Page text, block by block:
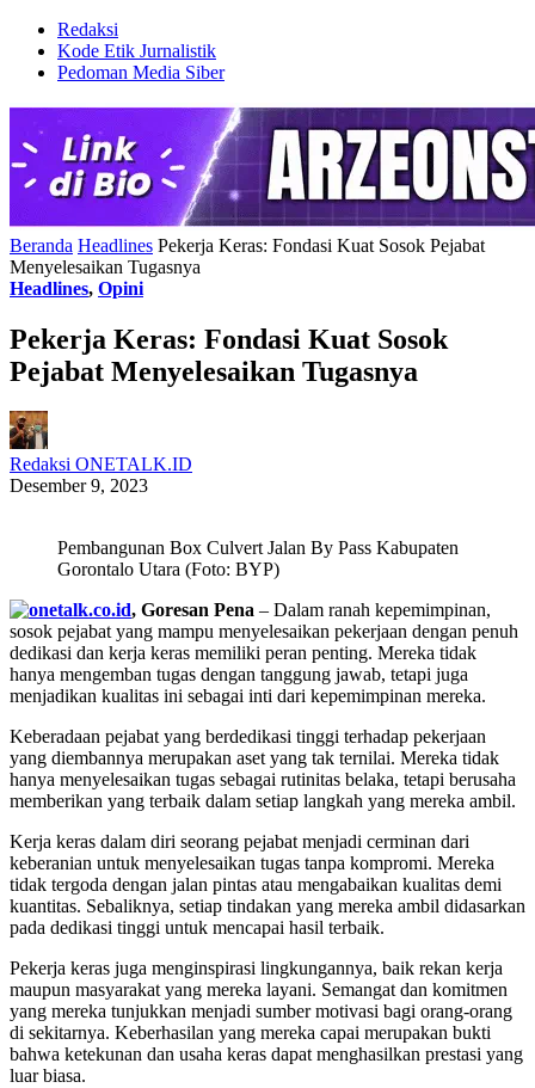
Redaksi
Kode Etik Jurnalistik
Pedoman Media Siber
Beranda Headlines Pekerja Keras: Fondasi Kuat Sosok Pejabat
Menyelesaikan Tugasnya
Headlines, Opini
Pekerja Keras: Fondasi Kuat Sosok
Pejabat Menyelesaikan Tugasnya
Redaksi ONETALK.ID
Desember 9, 2023
Pembangunan Box Culvert Jalan By Pass Kabupaten
Gorontalo Utara (Foto: BYP)
, Goresan Pena – Dalam ranah kepemimpinan,
sosok pejabat yang mampu menyelesaikan pekerjaan dengan penuh
dedikasi dan kerja keras memiliki peran penting. Mereka tidak
hanya mengemban tugas dengan tanggung jawab, tetapi juga
menjadikan kualitas ini sebagai inti dari kepemimpinan mereka.
Keberadaan pejabat yang berdedikasi tinggi terhadap pekerjaan
yang diembannya merupakan aset yang tak ternilai. Mereka tidak
hanya menyelesaikan tugas sebagai rutinitas belaka, tetapi berusaha
memberikan yang terbaik dalam setiap langkah yang mereka ambil.
Kerja keras dalam diri seorang pejabat menjadi cerminan dari
keberanian untuk menyelesaikan tugas tanpa kompromi. Mereka
tidak tergoda dengan jalan pintas atau mengabaikan kualitas demi
kuantitas. Sebaliknya, setiap tindakan yang mereka ambil didasarkan
pada dedikasi tinggi untuk mencapai hasil terbaik.
Pekerja keras juga menginspirasi lingkungannya, baik rekan kerja
maupun masyarakat yang mereka layani. Semangat dan komitmen
yang mereka tunjukkan menjadi sumber motivasi bagi orang-orang
di sekitarnya. Keberhasilan yang mereka capai merupakan bukti
bahwa ketekunan dan usaha keras dapat menghasilkan prestasi yang
luar biasa.